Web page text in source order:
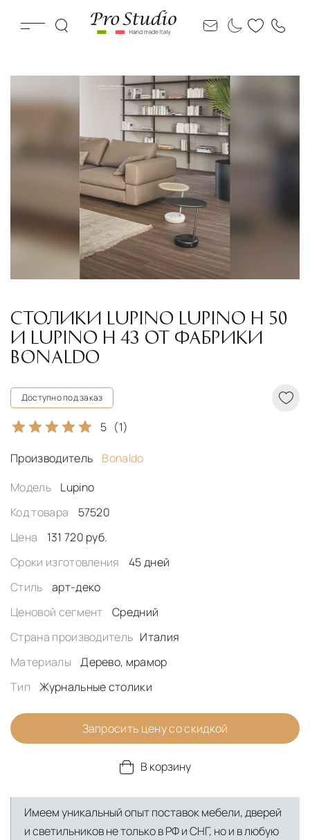
СТОЛИКИ LUPINO LUPINO H 50
И LUPINO H 43 ОТ ФАБРИКИ
BONALDO
Доступно под заказ
5 (1)
Производитель
Bonaldo
Модель
Lupino
Код товара
57520
Цена
131 720 руб.
Сроки изготовления
45 дней
Стиль
арт-деко
Ценовой сегмент
Средний
Страна производитель Италия
Материалы
Дерево, мрамор
Тип
Журнальные столики
Запросить цену со скидкой
В корзину
Имеем уникальный опыт поставок мебели, дверей
и светильников не только в РФ и СНГ, но и в любую